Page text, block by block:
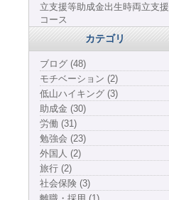
立支援等助成金出生時両立支援
コース
カテゴリ
ブログ (48)
モチベーション (2)
低山ハイキング (3)
助成金 (30)
労働 (31)
勉強会 (23)
外国人 (2)
旅行 (2)
社会保険 (3)